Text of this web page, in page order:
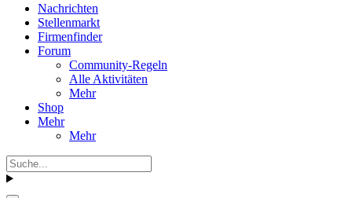
Nachrichten
Stellenmarkt
Firmenfinder
Forum
Community-Regeln
Alle Aktivitäten
Mehr
Shop
Mehr
Mehr